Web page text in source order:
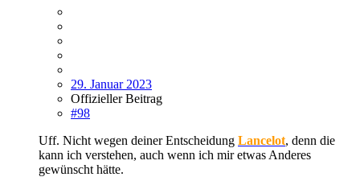
29. Januar 2023
Offizieller Beitrag
#98
Uff. Nicht wegen deiner Entscheidung Lancelot, denn die
kann ich verstehen, auch wenn ich mir etwas Anderes
gewünscht hätte.